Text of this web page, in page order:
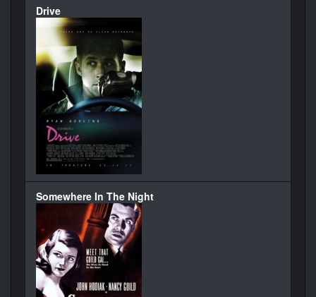
Drive
Somewhere In The Night